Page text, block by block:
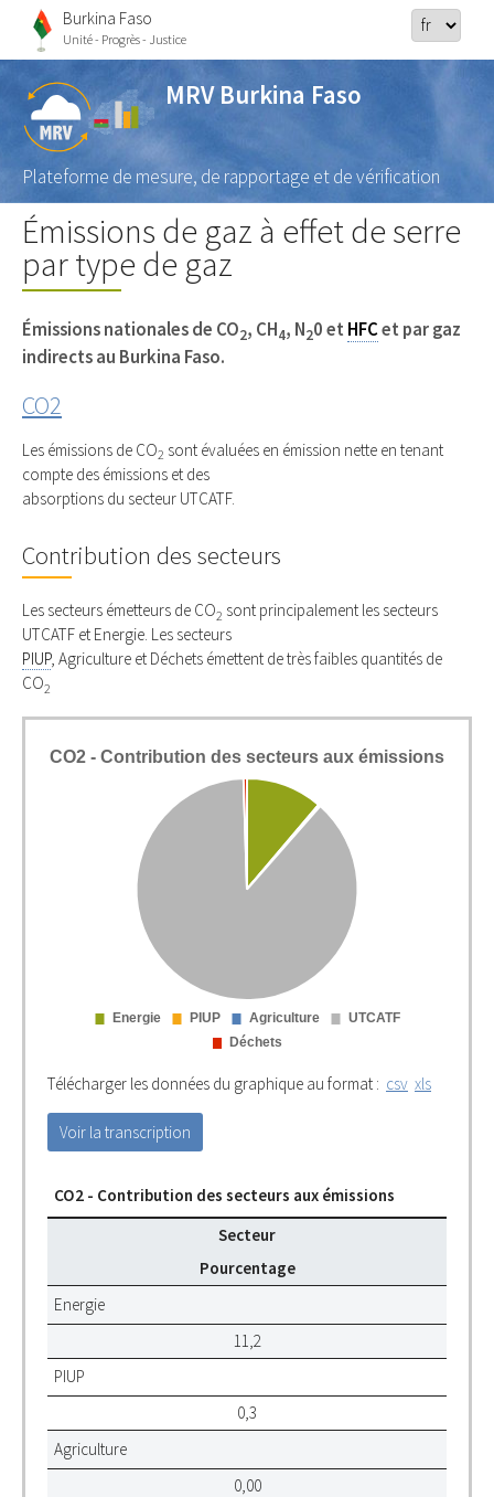
Burkina Faso
Unité - Progrès - Justice
MRV Burkina Faso
Plateforme de mesure, de rapportage et de vérification
Émissions de gaz à effet de serre
par type de gaz
Émissions nationales de CO2, CH4, N20 et HFCet par gaz
indirects au Burkina Faso.
CO2
Les émissions de CO2 sont évaluées en émission nette en tenant
compte des émissions et des
absorptions du secteur UTCATF.
Contribution des secteurs
Les secteurs émetteurs de CO2 sont principalement les secteurs
UTCATF et Energie. Les secteurs
PIUP, Agriculture et Déchets émettent de très faibles quantités de
CO2
CO2 - Contribution des secteurs aux émissions
Télécharger les données du graphique au format : csv xls
Voir la transcription
CO2 - Contribution des secteurs aux émissions
Secteur
Pourcentage
Energie
11,2
PIUP
0,3
Agriculture
0,00